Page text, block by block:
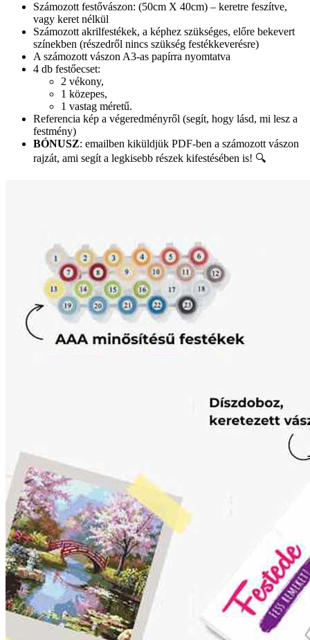
Számozott festővászon: (50cm X 40cm) – keretre feszítve,
vagy keret nélkül
Számozott akrilfestékek, a képhez szükséges, előre bekevert
színekben (részedről nincs szükség festékkeverésre)
A számozott vászon A3-as papírra nyomtatva
4 db festőecset:
2 vékony,
1 közepes,
1 vastag méretű.
Referencia kép a végeredményről (segít, hogy lásd, mi lesz a
festmény)
BÓNUSZ: emailben kiküldjük PDF-ben a számozott vászon
rajzát, ami segít a legkisebb részek kifestésében is! 🔍